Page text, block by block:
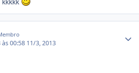
00:58 11/3, 2013